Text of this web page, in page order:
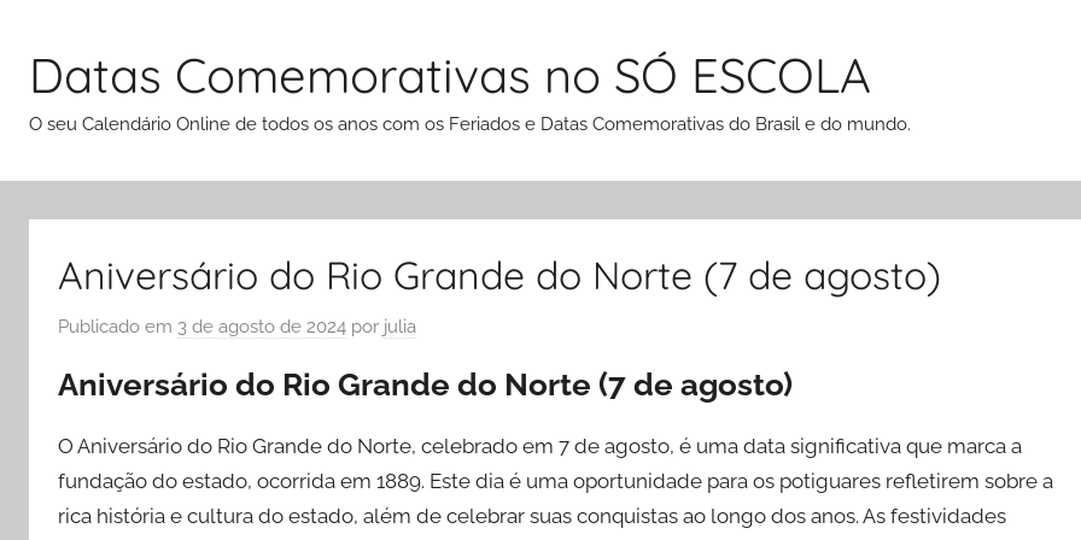
conteúdo
Datas Comemorativas no SÓ ESCOLA
O seu Calendário Online de todos os anos com os Feriados e Datas Comemorativas do Brasil e do mundo.
Aniversário do Rio Grande do Norte (7 de agosto)
Publicado em 3 de agosto de 2024 por julia
Aniversário do Rio Grande do Norte (7 de agosto)
O Aniversário do Rio Grande do Norte, celebrado em 7 de agosto, é uma data significativa que marca a
fundação do estado, ocorrida em 1889. Este dia é uma oportunidade para os potiguares refletirem sobre a
rica história e cultura do estado, além de celebrar suas conquistas ao longo dos anos. As festividades